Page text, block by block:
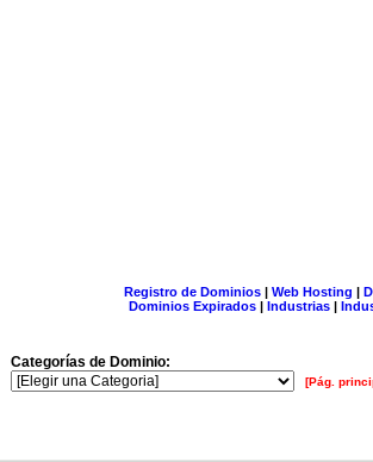
Registro de Dominios| Web Hosting |
Dominios Expirados | Industrias |
Categorías de Dominio:
[Pág.